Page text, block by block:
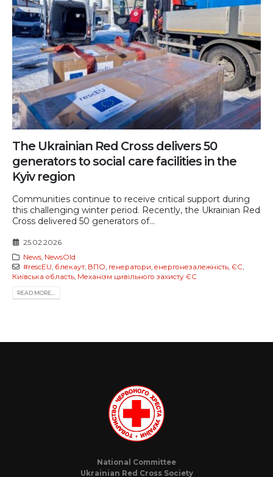
The Ukrainian Red Cross delivers 50
generators to social care facilities in the
Kyiv region
Communities continue to receive critical support during
this challenging winter period. Recently, the Ukrainian Red
Cross delivered 50 generators of...
25.02.2026
News, NewsOld
#rescEU, блекаут, ВПО, генератори, енергонезалежність, ЄС,
Київська область, Механізм цивільного захисту ЄС
READ MORE...
National Committee
Ukrainian Red Cross Society